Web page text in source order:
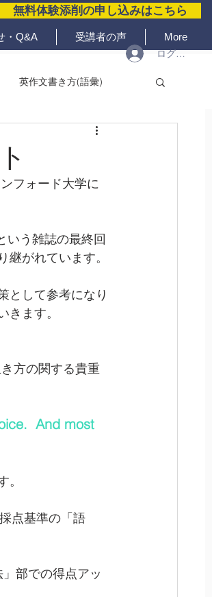
無料体験添削の申し込みはこちら
・Q&A 受講者の声 More
ログイン
英作文書き方(語彙)
フォード大学に
いう雑誌の最終回
がれています。
として参考になり
ます。
方の関する貴重
And most
点基準の「語
部での得点アッ